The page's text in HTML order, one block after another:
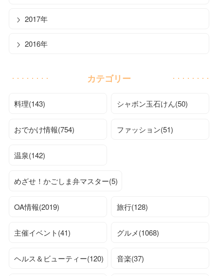
2017年
2016年
カテゴリー
料理(143) シャボン玉石けん(50)
おでかけ情報(754) ファッション(51)
温泉(142)
めざせ！かごしま弁マスター(5)
OA情報(2019) 旅行(128)
主催イベント(41) グルメ(1068)
ヘルス＆ビューティー(120) 音楽(37)